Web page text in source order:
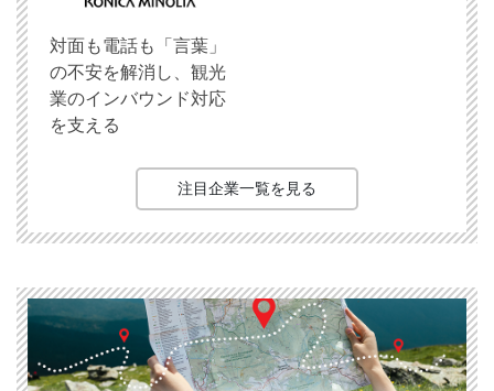
対面も電話も「言葉」
の不安を解消し、観光
業のインバウンド対応
を支える
注目企業一覧を見る